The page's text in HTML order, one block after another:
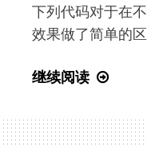
下列代码对于在
效果做了简单的
继续阅读
础
教